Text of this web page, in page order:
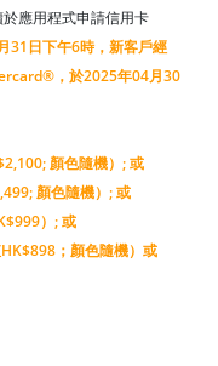
應用程式申請信用卡
31日下午6時，新客戶經
，於2025年04月30
顏色隨機）;或
顏色隨機）;或
）;或
；顏色隨機） 或